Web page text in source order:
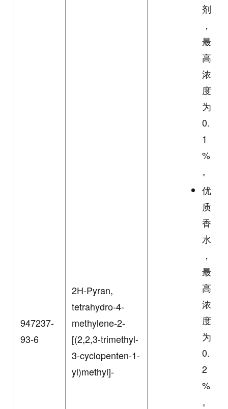
剂
，
最
高
浓
度
为
0.
1
%
。
优
质
香
水
，
最
高
浓
度
为
0.
2
%
。
947237-
93-6
2H-Pyran,
tetrahydro-4-
methylene-2-
[(2,2,3-trimethyl-
3-cyclopenten-1-
yl)methyl]-